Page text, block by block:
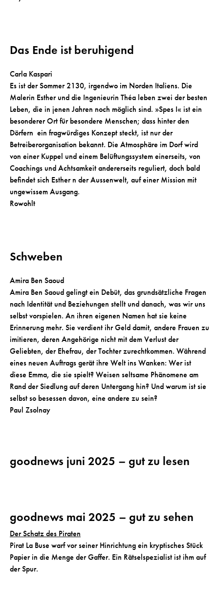
Das Ende ist beruhigend
Carla Kaspari
Es ist der Sommer 2130, irgendwo im Norden Italiens. Die
Malerin Esther und die Ingenieurin Théa leben zwei der besten
Leben, die in jenen Jahren noch möglich sind. »Spes I« ist ein
besonderer Ort für besondere Menschen; dass hinter den
Dörfern ein fragwürdiges Konzept steckt, ist nur der
Betreiberorganisation bekannt. Die Atmosphäre im Dorf wird
von einer Kuppel und einem Belüftungssystem einerseits, von
Coachings und Achtsamkeit andererseits reguliert, doch bald
befindet sich Esther n der Aussenwelt, auf einer Mission mit
ungewissem Ausgang.
Rowohlt
Schweben
Amira Ben Saoud
Amira Ben Saoud gelingt ein Debüt, das grundsätzliche Fragen
nach Identität und Beziehungen stellt und danach, was wir uns
selbst vorspielen. An ihren eigenen Namen hat sie keine
Erinnerung mehr. Sie verdient ihr Geld damit, andere Frauen zu
imitieren, deren Angehörige nicht mit dem Verlust der
Geliebten, der Ehefrau, der Tochter zurechtkommen. Während
eines neuen Auftrags gerät ihre Welt ins Wanken: Wer ist
diese Emma, die sie spielt? Weisen seltsame Phänomene am
Rand der Siedlung auf deren Untergang hin? Und warum ist sie
selbst so besessen davon, eine andere zu sein?
Paul Zsolnay
goodnews juni 2025 – gut zu lesen
goodnews mai 2025 – gut zu sehen
Der Schatz des Piraten
Pirat La Buse warf vor seiner Hinrichtung ein kryptisches Stück
Papier in die Menge der Gaffer. Ein Rätselspezialist ist ihm auf
der Spur.